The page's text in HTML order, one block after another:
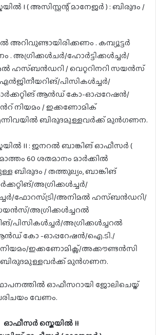
I ( അസിസ്റ്റന്റ് മാനേജർ ) : ബിരുദം /
അറിവുണ്ടായിരിക്കണം . കമ്പ്യൂട്ടർ
. അഗ്രിക്കൾചർ/ഹോർട്ടിക്കൾച്ചർ/
ഹസ്ബൻഡറി / വെറ്ററിനറി സയൻസ്
പിസികൾച്ചർ/
ആൻഡ് കോ-ഓപ്പറേഷൻ/
നിയമം / ഇക്കണോമിക്
ബിരുദമുള്ളവർക്ക് മുൻഗണന.
II : ജനറൽ ബാങ്കിങ് ഓഫീസർ (
60 ശതമാനം മാർക്കിൽ
ബിരുദം / തത്തുല്യം, ബാങ്കിങ്
അഗ്രിക്കൾച്ചർ/
ഫോറസ്ട്രി/അനിമൽ ഹസ്ബൻഡറി/
സയൻസ്/അഗ്രിക്കൾച്ചറൽ
പിസികൾച്ചർ/അഗ്രിക്കൾച്ചറൽ
ആൻഡ് കോ -ഓപ്പറേഷൻ/ഐ.ടി./
നിയമം/ഇക്കണോമിക്സ്/അക്കൗണ്ടൻസി
ബിരുദമുള്ളവർക്ക് മുൻഗണന.
ഓഫീസറായി ജോലിചെയ്ത്
വേണം.
ഓഫീസർ സ്കെയിൽ II